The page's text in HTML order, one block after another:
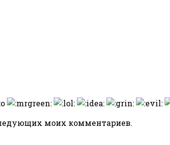
моих комментариев.